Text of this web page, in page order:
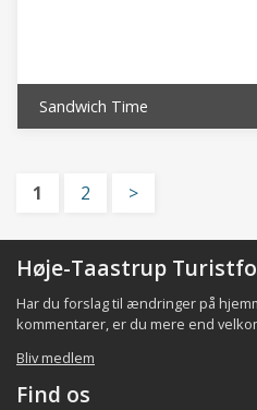
Sandwich Time
1 2 >
Høje-Taastrup
Har du forslag til ændringer på
kommentarer, er du mere end
Bliv medlem
Find os